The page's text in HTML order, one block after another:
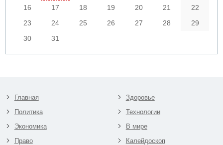
16
17 18 19 20 21
22
23
24 25 26 27 28
29
30
31
Главная
Политика
Экономика
Право
Здоровье
Технологии
В мире
Калейдоскоп